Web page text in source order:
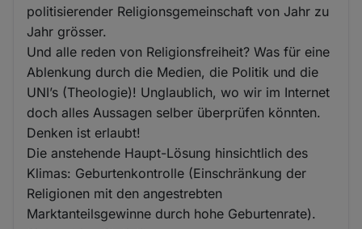
politisierender Religionsgemeinschaft von Jahr zu
Jahr grösser.
Und alle reden von Religionsfreiheit? Was für eine
Ablenkung durch die Medien, die Politik und die
UNI’s (Theologie)! Unglaublich, wo wir im Internet
doch alles Aussagen selber überprüfen könnten.
Denken ist erlaubt!
Die anstehende Haupt-Lösung hinsichtlich des
Klimas: Geburtenkontrolle (Einschränkung der
Religionen mit den angestrebten
Marktanteilsgewinne durch hohe Geburtenrate).